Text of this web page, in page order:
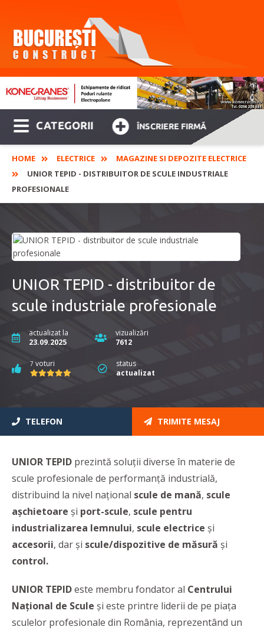
CATEGORII ÎNSCRIERE FIRMĂ
HOME ELECTRICE
MAGAZINE SI DEPOZITE ELECTRICE
UNIOR TEPID - DISTRIBUITOR DE SCULE INDUSTRIALE
PROFESIONALE
UNIOR TEPID - distribuitor de
scule industriale profesionale
actualizat la
23.09.2025
vizualizări
7612
7 voturi
status
actualizat
TELEFON TRIMITE MESAJ
UNIOR TEPID prezintă soluții diverse în materie de
scule profesionale de performanță industrială,
distribuind la nivel național scule de mană, scule
așchietoare și port-scule, scule pentru
industrializarea lemnului, scule electrice și
accesorii, dar și scule/dispozitive de măsură și
control.
UNIOR TEPIDeste membru fondator al Centrului
Național de Scule și este printre liderii de pe piața
sculelor profesionale din România, reprezentând un